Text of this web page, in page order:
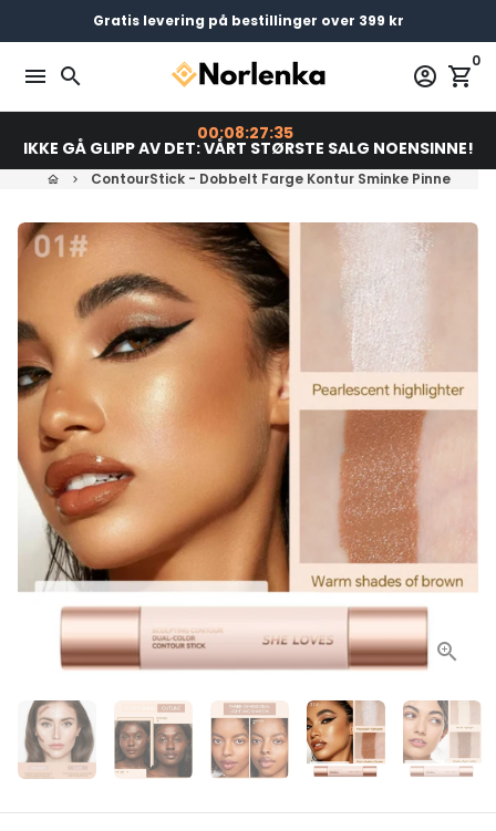
videre
innholdet
Bestill før 23:00 = Sendes i dag
Betal senere med
Gratis levering på bestillinger over 399 kr
menu search account_circle shopping_cart
0
00:08:27:34
IKKE GÅ GLIPP AV DET: VÅRT STØRSTE SALG NOENSINNE!
home keyboard_arrow_right ContourStick - Dobbelt Farge Kontur Sminke Pinne